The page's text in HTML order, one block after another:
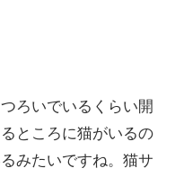
ろいでいるくらい開
ところに猫がいるの
みたいですね。猫サ